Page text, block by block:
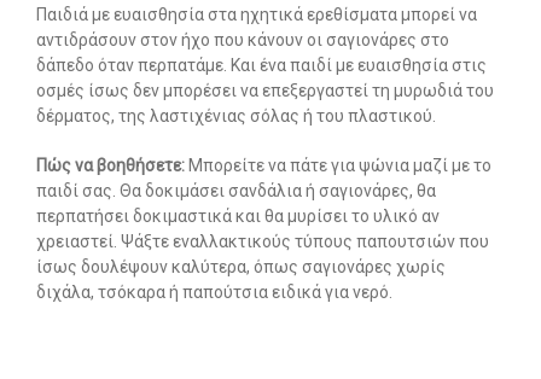
-- Τεστ Ανίχνευσης
Επικοινωνία
Search
for:
SEARCH BUTTON
Παιδιά με ευαισθησία στα ηχητικά ερεθίσματα μπορεί να
αντιδράσουν στον ήχο που κάνουν οι σαγιονάρες στο
δάπεδο όταν περπατάμε. Και ένα παιδί με ευαισθησία στις
οσμές ίσως δεν μπορέσει να επεξεργαστεί τη μυρωδιά του
δέρματος, της λαστιχένιας σόλας ή του πλαστικού.
Πώς να βοηθήσετε: Μπορείτε να πάτε για ψώνια μαζί με το
παιδί σας. Θα δοκιμάσει σανδάλια ή σαγιονάρες, θα
περπατήσει δοκιμαστικά και θα μυρίσει το υλικό αν
χρειαστεί. Ψάξτε εναλλακτικούς τύπους παπουτσιών που
ίσως δουλέψουν καλύτερα, όπως σαγιονάρες χωρίς
διχάλα, τσόκαρα ή παπούτσια ειδικά για νερό.